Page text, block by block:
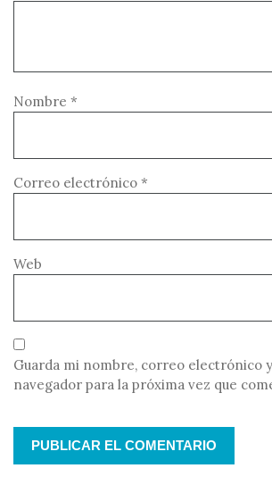
Nombre *
Correo electrónico *
Web
Guarda mi nombre, correo electrónico
navegador para la próxima vez que